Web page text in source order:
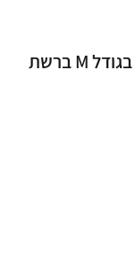
הטבה ללקוחות תכנית GOLD - שייק בגודל M ברשת